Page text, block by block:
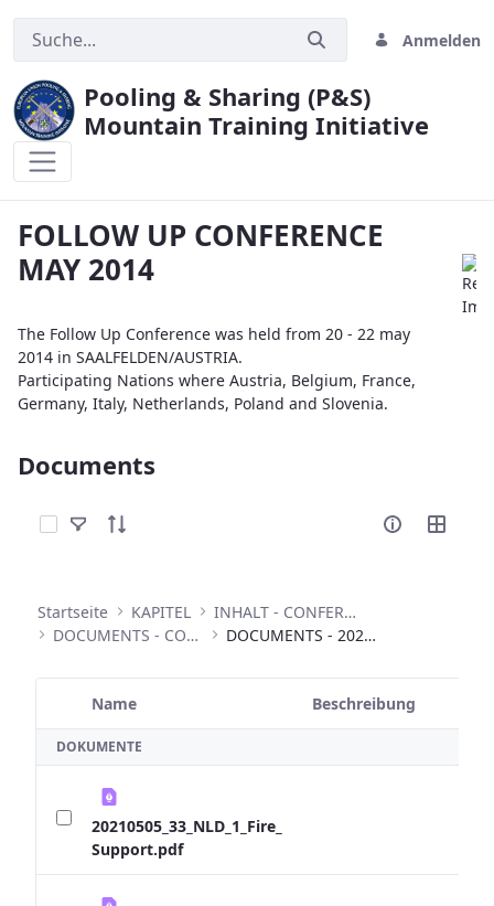
Anmelden
Pooling & Sharing (P&S)
Mountain Training Initiative
FOLLOW UP CONFERENCE
MAY 2014
The Follow Up Conference was held from 20 - 22 may
2014 in SAALFELDEN/AUSTRIA.
Participating Nations where Austria, Belgium, France,
Germany, Italy, Netherlands, Poland and Slovenia.
Documents
Elemente auswählen
Startseite KAPITEL
INHALT - CONFERENCES
DOCUMENTS - CONFERENCES
DOCUMENTS - 2021 EXPERT TALKS
Ausgewähltes Element
Name Beschreibung
DOKUMENTE
20210505_33_NLD_1_Fire_
Support.pdf